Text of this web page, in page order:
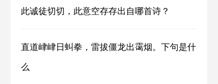
此诚徒切切，此意空存存出自哪首诗？
直道峍峍日虯拳，雷拔僵龙出霭烟。下句是什
么